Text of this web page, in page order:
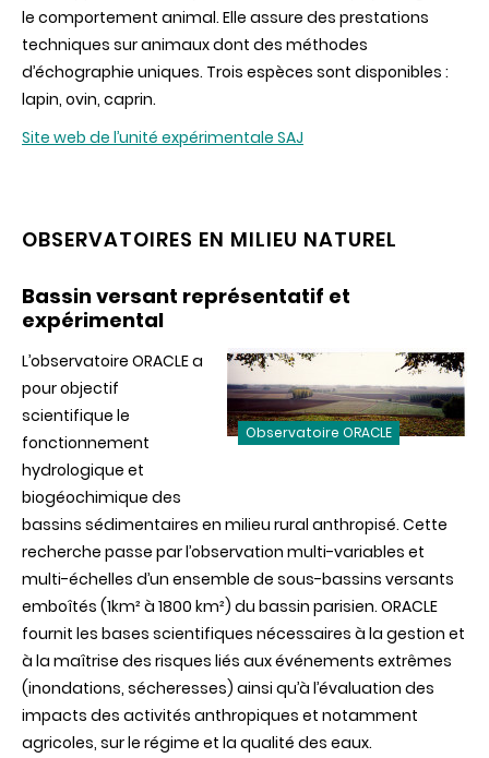
le comportement animal. Elle assure des prestations
techniques sur animaux dont des méthodes
d’échographie uniques. Trois espèces sont disponibles :
lapin, ovin, caprin.
Site web de l’unité expérimentale SAJ
OBSERVATOIRES EN MILIEU NATUREL
Bassin versant représentatif et
expérimental
Observatoire ORACLE
L’observatoire ORACLE a
pour objectif
scientifique le
fonctionnement
hydrologique et
biogéochimique des
bassins sédimentaires en milieu rural anthropisé. Cette
recherche passe par l’observation multi-variables et
multi-échelles d’un ensemble de sous-bassins versants
emboîtés (1km² à 1800 km²) du bassin parisien. ORACLE
fournit les bases scientifiques nécessaires à la gestion et
à la maîtrise des risques liés aux événements extrêmes
(inondations, sécheresses) ainsi qu’à l’évaluation des
impacts des activités anthropiques et notamment
agricoles, sur le régime et la qualité des eaux.